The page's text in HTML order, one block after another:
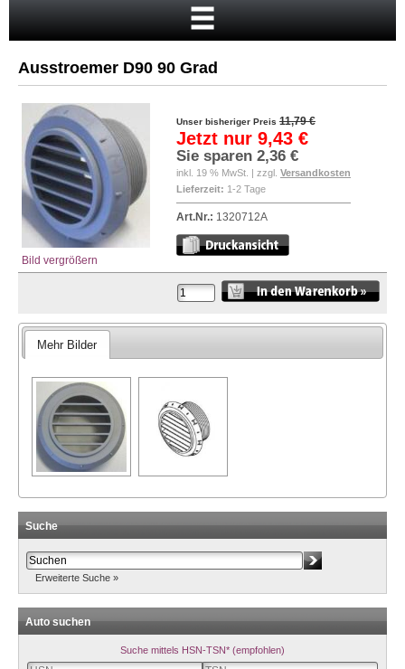
Neukunde?
Kasse
Anmelden
Ausstroemer D90 90 Grad
Bild vergrößern
Unser bisheriger Preis 11,79 €
Jetzt nur 9,43 €
Sie sparen 2,36 €
inkl. 19 % MwSt. | zzgl. Versandkosten
Lieferzeit: 1-2 Tage
Art.Nr.: 1320712A
Mehr Bilder
Suche
Erweiterte Suche »
Auto suchen
Suche mittels HSN-TSN* (empfohlen)